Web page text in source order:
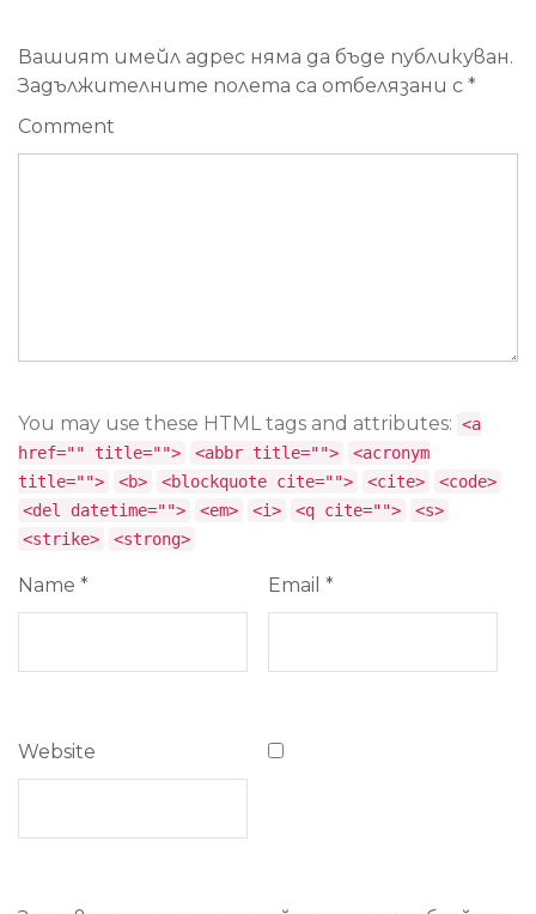
Вашият имейл адрес няма да бъде публикуван.
Задължителните полета са отбелязани с *
Comment
You may use these HTML tags and attributes: <a
href="" title="">
<abbr title="">
<acronym
title="">
<b> <blockquote cite=""> <cite>
<code>
<del datetime="">
<em> <i> <q cite="">
<s>
<strike>
<strong>
Name * Email *
Website